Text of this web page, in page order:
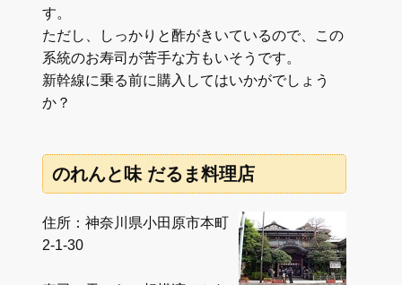
す。
ただし、しっかりと酢がきいているので、この
系統のお寿司が苦手な方もいそうです。
新幹線に乗る前に購入してはいかがでしょう
か？
のれんと味 だるま料理店
住所：神奈川県小田原市本町
2-1-30